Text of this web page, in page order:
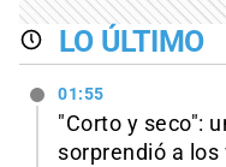
LO ÚLTIMO
01:55
"Corto y seco":
sorprendió a